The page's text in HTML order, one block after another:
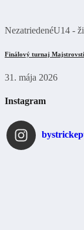
NezatriedenéU14 -
Finálový turnaj
31. mája 2026
Instagram